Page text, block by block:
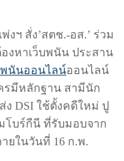
งฯ สั่ง’สตช.-อส.’ ร่วม
องหาเว็บพนัน ประสาน
นันออนไลน์ออนไลน์
รมีหลักฐาน สามีนัก
DSI ใช้ตั้งคดีใหม่ ปู
บร์กีนี ที่รับมอบจาก
ยในวันที่ 16 ก.พ.